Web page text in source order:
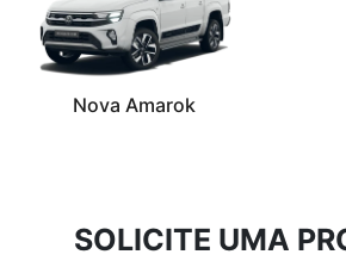
Nova Amarok
SOLICITE UMA